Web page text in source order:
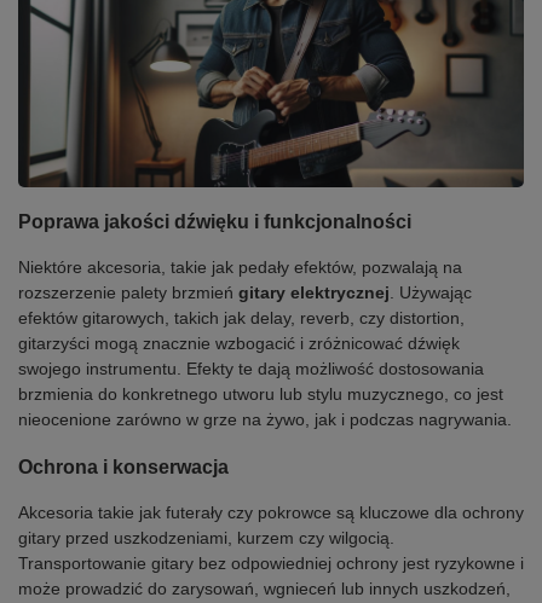
Poprawa jakości dźwięku i funkcjonalności
Niektóre akcesoria, takie jak pedały efektów, pozwalają na
rozszerzenie palety brzmień gitary elektrycznej. Używając
efektów gitarowych, takich jak delay, reverb, czy distortion,
gitarzyści mogą znacznie wzbogacić i zróżnicować dźwięk
swojego instrumentu. Efekty te dają możliwość dostosowania
brzmienia do konkretnego utworu lub stylu muzycznego, co jest
nieocenione zarówno w grze na żywo, jak i podczas nagrywania.
Ochrona i konserwacja
Akcesoria takie jak futerały czy pokrowce są kluczowe dla ochrony
gitary przed uszkodzeniami, kurzem czy wilgocią.
Transportowanie gitary bez odpowiedniej ochrony jest ryzykowne i
może prowadzić do zarysowań, wgnieceń lub innych uszkodzeń,